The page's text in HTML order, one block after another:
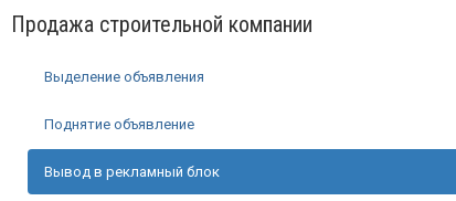
Продажа строительной компании
Выделение объявления
Поднятие объявление
Вывод в рекламный блок